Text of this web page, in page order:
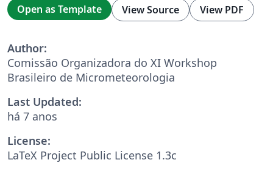
Open as Template View Source View PDF
Author:
Comissão Organizadora do XI Workshop
Brasileiro de Micrometeorologia
Last Updated:
há 7 anos
License:
LaTeX Project Public License 1.3c